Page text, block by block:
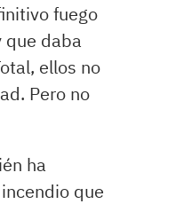
fuego
que daba
ellos no
Pero no
ha
que